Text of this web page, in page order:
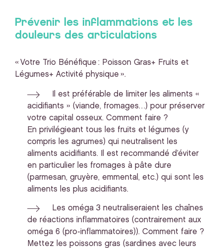
Prévenir les inflammations et les
douleurs des articulations
« Votre Trio Bénéfique : Poisson Gras+ Fruits et
Légumes+ Activité physique ».
Il est préférable de limiter les aliments «
acidifiants » (viande, fromages…) pour préserver
votre capital osseux. Comment faire ?
En privilégieant tous les fruits et légumes (y
compris les agrumes) qui neutralisent les
aliments acidifiants. Il est recommandé d’éviter
en particulier les fromages à pâte dure
(parmesan, gruyère, emmental, etc.) qui sont les
aliments les plus acidifiants.
Les oméga 3 neutraliseraient les chaînes
de réactions inflammatoires (contrairement aux
oméga 6 (pro-inflammatoires)). Comment faire ?
Mettez les poissons gras (sardines avec leurs